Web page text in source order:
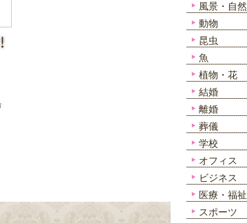
風景・自然
動物
昆虫
魚
植物・花
結婚
離婚
葬儀
学校
オフィス
ビジネス
医療・福祉
スポーツ